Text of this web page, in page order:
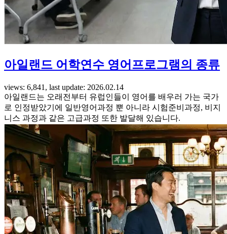
아일랜드 어학연수 영어프로그램의 종류
views: 6,841, last update: 2026.02.14
아일랜드는 오래전부터 유럽인들이 영어를 배우러 가는 국가
로 인정받았기에 일반영어과정 뿐 아니라 시험준비과정, 비지
니스 과정과 같은 고급과정 또한 발달해 있습니다.